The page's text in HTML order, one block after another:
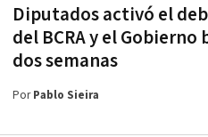
Diputados activó el
del BCRA y el
dos semanas
PorPablo Sieira